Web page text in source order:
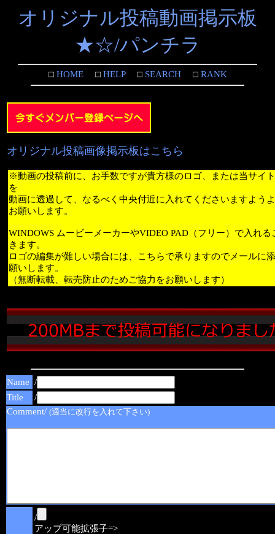
オリジナル投稿動画掲示板
★☆/パンチラ
□HOME□HELP□SEARCH□RANK
オリジナル投稿画像掲示板はこちら
※動画の投稿前に、お手数ですが貴方様のロゴ、または当サイ
を
動画に透過して、なるべく中央付近に入れてくださいますよう
お願いします。
WINDOWS ムービーメーカーやVIDEO PAD（フリー）で入れる
きます。
ロゴの編集が難しい場合には、こちらで承りますのでメールに
願いします。
（無断転載、転売防止のためご協力をお願いします）
Name /
Title
/
Comment/ (適当に改行を入れて下さい)
/
アップ可能拡張子=>